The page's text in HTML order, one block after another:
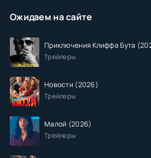
Ожидаем на сайте
Приключения Клиффа Бута
Трейлеры
Новости (2026)
Трейлеры
Малой (2026)
Трейлеры